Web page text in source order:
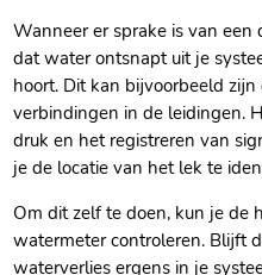
Wanneer er sprake is van
dat water ontsnapt uit je
hoort.​ Dit kan bijvoorbeeld
verbindingen in de leidingen.​
druk en het registreren van
je de locatie van het lek te
Om dit zelf te doen, kun je de
watermeter controleren.​ Blijft
waterverlies ergens in je